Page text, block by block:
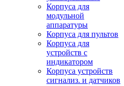
Корпуса для
модульной
аппаратуры
Корпуса для пультов
Корпуса для
устройств с
индикатором
Корпуса устройств
сигнализ. и датчиков